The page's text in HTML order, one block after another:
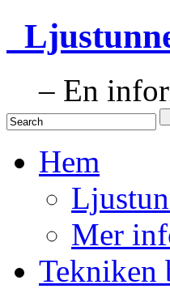
– En
Hem
Mer
Tekniken